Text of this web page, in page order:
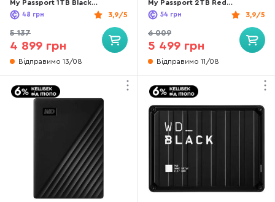
My Passport 1TB Black
(WDBYVG0010BBK-WESN)
3,9/5
48 грн
5 137
4 899 грн
Відправимо 13/08
My Passport 2TB Red
(WDBYVG0020BRD-WESN) 3,9/5
54 грн
6 009
5 499 грн
Відправимо 11/08